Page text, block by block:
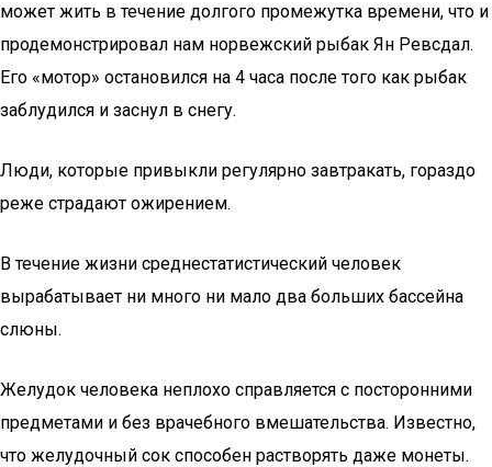
может жить в течение долгого промежутка времени, что и
продемонстрировал нам норвежский рыбак Ян Ревсдал.
Его «мотор» остановился на 4 часа после того как рыбак
заблудился и заснул в снегу.
Люди, которые привыкли регулярно завтракать, гораздо
реже страдают ожирением.
В течение жизни среднестатистический человек
вырабатывает ни много ни мало два больших бассейна
слюны.
Желудок человека неплохо справляется с посторонними
предметами и без врачебного вмешательства. Известно,
что желудочный сок способен растворять даже монеты.